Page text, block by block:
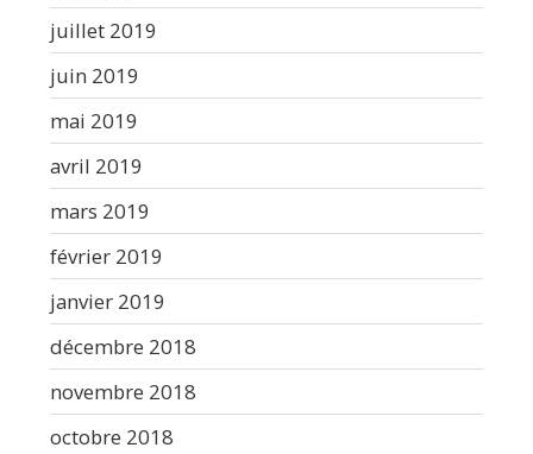
juillet 2019
juin 2019
mai 2019
avril 2019
mars 2019
février 2019
janvier 2019
décembre 2018
novembre 2018
octobre 2018